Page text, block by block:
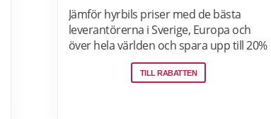
Jämför hyrbils priser med de bästa
leverantörerna i Sverige, Europa och
över hela världen och spara upp till 20%
som medlem! Upptäck speciella priser
på Auto Europe hemsida!
TILL RABATTEN